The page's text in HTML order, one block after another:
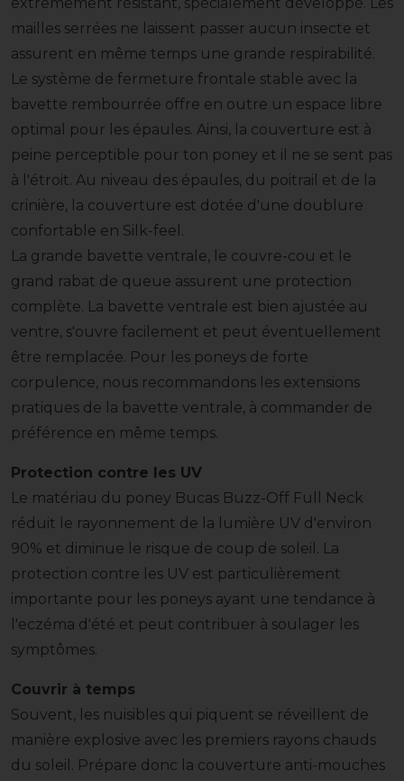
extrêmement résistant, spécialement développé. Les
mailles serrées ne laissent passer aucun insecte et
assurent en même temps une grande respirabilité.
Le système de fermeture frontale stable avec la
bavette rembourrée offre en outre un espace libre
optimal pour les épaules. Ainsi, la couverture est à
peine perceptible pour ton poney et il ne se sent pas
à l'étroit. Au niveau des épaules, du poitrail et de la
crinière, la couverture est dotée d'une doublure
confortable en Silk-feel.
La grande bavette ventrale, le couvre-cou et le
grand rabat de queue assurent une protection
complète. La bavette ventrale est bien ajustée au
ventre, s'ouvre facilement et peut éventuellement
être remplacée. Pour les poneys de forte
corpulence, nous recommandons les extensions
pratiques de la bavette ventrale, à commander de
préférence en même temps.
Protection contre les UV
Le matériau du poney Bucas Buzz-Off Full Neck
réduit le rayonnement de la lumière UV d'environ
90% et diminue le risque de coup de soleil. La
protection contre les UV est particulièrement
importante pour les poneys ayant une tendance à
l'eczéma d'été et peut contribuer à soulager les
symptômes.
Couvrir à temps
Souvent, les nuisibles qui piquent se réveillent de
manière explosive avec les premiers rayons chauds
du soleil. Prépare donc la couverture anti-mouches